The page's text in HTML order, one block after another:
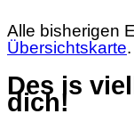
Alle bisherigen
Übersichtskarte.
Des is
dich!